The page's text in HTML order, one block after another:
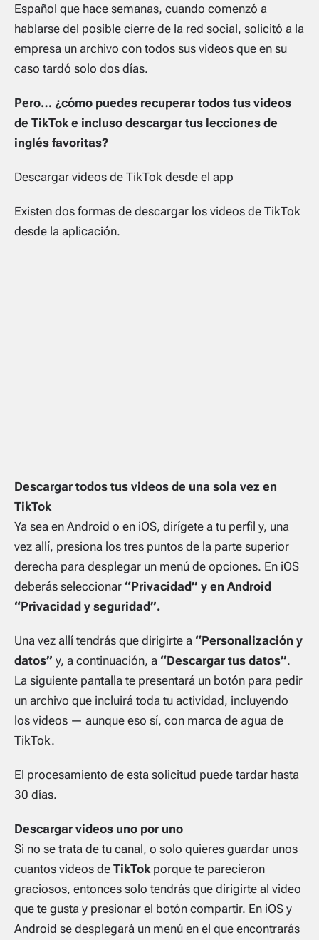
Español que hace semanas, cuando comenzó a
hablarse del posible cierre de la red social, solicitó a la
empresa un archivo con todos sus videos que en su
caso tardó solo dos días.
Pero… ¿cómo puedes recuperar todos tus videos
de TikTok e incluso descargar tus lecciones de
inglés favoritas?
Descargar videos de TikTok desde el app
Existen dos formas de descargar los videos de TikTok
desde la aplicación.
Descargar todos tus videos de una sola vez en
TikTok
Ya sea en Android o en iOS, dirígete a tu perfil y, una
vez allí, presiona los tres puntos de la parte superior
derecha para desplegar un menú de opciones. En iOS
deberás seleccionar “Privacidad” y en Android
“Privacidad y seguridad”.
Una vez allí tendrás que dirigirte a “Personalización y
datos” y, a continuación, a “Descargar tus datos”.
La siguiente pantalla te presentará un botón para pedir
un archivo que incluirá toda tu actividad, incluyendo
los videos — aunque eso sí, con marca de agua de
TikTok.
El procesamiento de esta solicitud puede tardar hasta
30 días.
Descargar videos uno por uno
Si no se trata de tu canal, o solo quieres guardar unos
cuantos videos de TikTok porque te parecieron
graciosos, entonces solo tendrás que dirigirte al video
que te gusta y presionar el botón compartir. En iOS y
Android se desplegará un menú en el que encontrarás